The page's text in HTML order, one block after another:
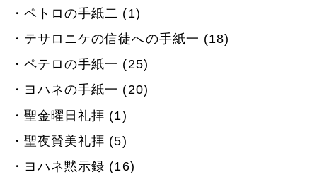
ペトロの手紙二 (1)
テサロニケの信徒への手紙一 (18)
ペテロの手紙一 (25)
ヨハネの手紙一 (20)
聖金曜日礼拝 (1)
聖夜賛美礼拝 (5)
ヨハネ黙示録 (16)